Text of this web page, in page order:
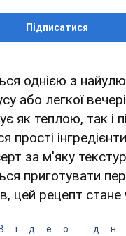
Підписатися
однією з
або легкої
як теплою, так і
за м'яку
приготувати
цей рецепт
Відео